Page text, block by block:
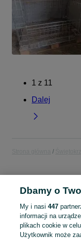
1 z 11
Dalej
skup słomy
Dbamy o
My i nasi 447
informacji na
plikach cookie w
Użytkownik może